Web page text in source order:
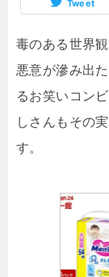
Tweet
毒のある世界
悪意が滲み出
るお笑いコン
しさんもその
す。